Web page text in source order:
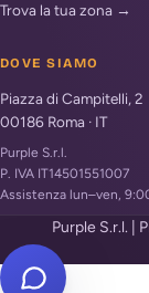
Trova la tua zona →
DOVE SIAMO
Piazza di Campitelli, 2
00186 Roma · IT
Purple S.r.l.
P. IVA IT14501551007
Assistenza lun–ven,
Purple S.r.l. |